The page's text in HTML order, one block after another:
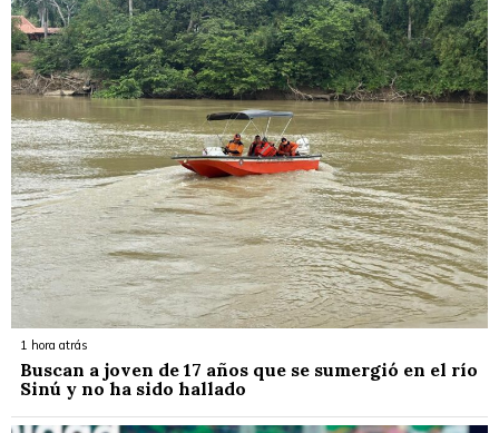
1 hora atrás
Buscan a joven de 17 años que se sumergió en el río
Sinú y no ha sido hallado